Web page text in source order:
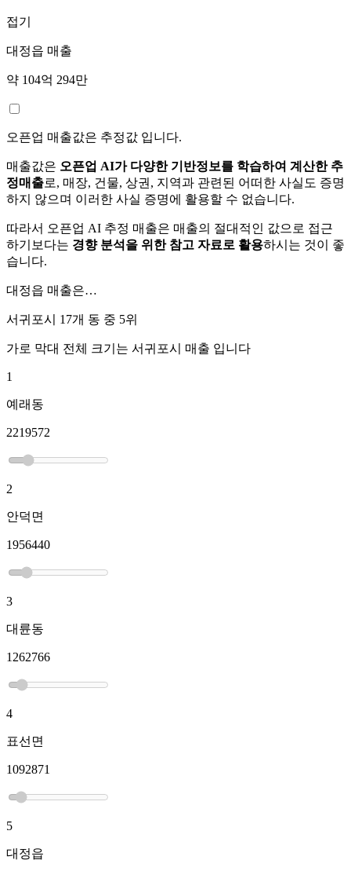
접기
대정읍 매출
약 104억 294만
오픈업 매출값은 추정값 입니다.
매출값은 오픈업 AI가 다양한 기반정보를 학습하여 계산한 추
정매출로, 매장, 건물, 상권, 지역과 관련된 어떠한 사실도 증명
하지 않으며 이러한 사실 증명에 활용할 수 없습니다.
따라서 오픈업 AI 추정 매출은 매출의 절대적인 값으로 접근
하기보다는 경향 분석을 위한 참고 자료로 활용하시는 것이 좋
습니다.
대정읍 매출은…
서귀포시 17개 동 중 5위
가로 막대 전체 크기는 서귀포시 매출 입니다
1
예래동
2219572
2
안덕면
1956440
3
대륜동
1262766
4
표선면
1092871
5
대정읍